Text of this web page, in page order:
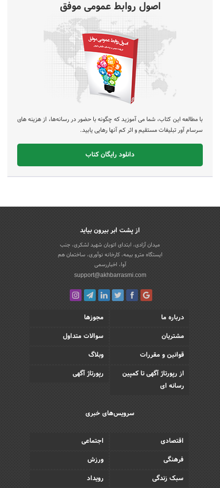
اصول روابط عمومی موفق
با مطالعه این کتاب، شما می آموزید که چگونه با حضور در رسانه‌ها، از هزینه های
سرسام آور تبلیغات مستقیم و اثر کم آنها رهایی یابید.
دانلود رایگان کتاب
از پشت ابر بیرون بیاید
میدان آزادی، ابتدای اتوبان شهید لشکری، جنب
ایستگاه مترو بیمه، کارخانه نوآوری، ساختمان هم
آوا، اخباررسمی
support@akhbarrasmi.com
درباره ما
مجوزها
مشتریان
سوالات متداول
قوانین و مقررات
وبلاگ
از رپورتاژ آگهی تا کمپین
رسانه ای
رپورتاژ آگهی
سرویس‌های خبری
اقتصادی
اجتماعی
فرهنگی
ورزش
سبک زندگی
رویداد